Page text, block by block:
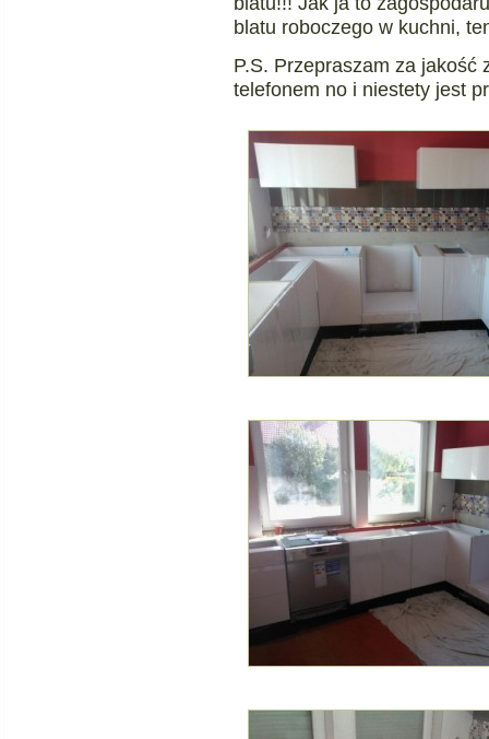
blatu roboczego w kuchni,
P.S. Przepraszam za jakość
telefonem no i niestety jest